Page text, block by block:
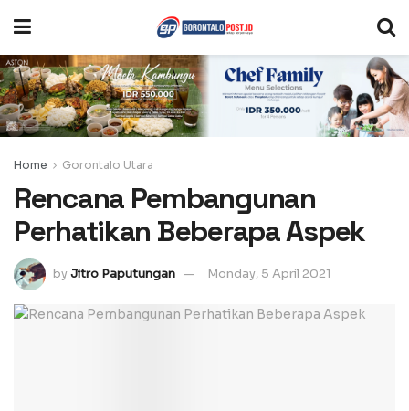
Home Gorontalo Utara
Rencana Pembangunan
Perhatikan Beberapa Aspek
byJitro Paputungan Monday, 5 April 2021